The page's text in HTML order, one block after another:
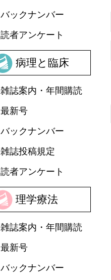
バックナンバー
読者アンケート
病理と臨床
雑誌案内・年間購読
最新号
バックナンバー
雑誌投稿規定
読者アンケート
理学療法
雑誌案内・年間購読
最新号
バックナンバー